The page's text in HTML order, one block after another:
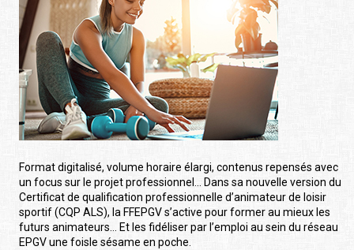
Format digitalisé, volume horaire élargi, contenus repensés avec
un focus sur le projet professionnel… Dans sa nouvelle version du
Certificat de qualification professionnelle d’animateur de loisir
sportif (CQP ALS), la FFEPGV s’active pour former au mieux les
futurs animateurs… Et les fidéliser par l’emploi au sein du réseau
EPGV une foisle sésame en poche.